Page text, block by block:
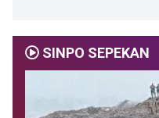
SINPO SEPEKAN